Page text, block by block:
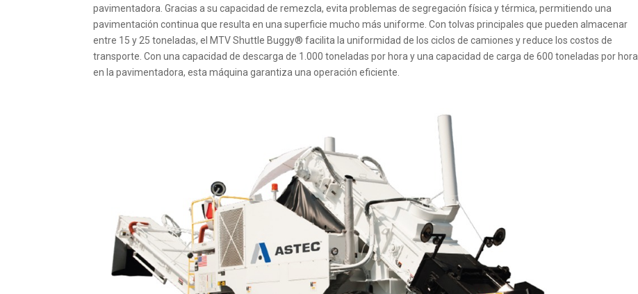
pavimentadora. Gracias a su capacidad de remezcla, evita problemas de segregación física y térmica, permitiendo una
pavimentación continua que resulta en una superficie mucho más uniforme. Con tolvas principales que pueden almacenar
entre 15 y 25 toneladas, el MTV Shuttle Buggy® facilita la uniformidad de los ciclos de camiones y reduce los costos de
transporte. Con una capacidad de descarga de 1.000 toneladas por hora y una capacidad de carga de 600 toneladas por hora
en la pavimentadora, esta máquina garantiza una operación eficiente.